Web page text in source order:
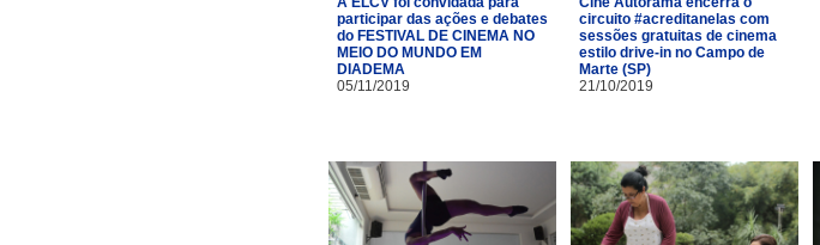
participar das ações e debates
do FESTIVAL DE CINEMA NO
MEIO DO MUNDO EM
DIADEMA
05/11/2019
circuito #acreditanelas com
sessões gratuitas de cinema
estilo drive-in no Campo de
Marte (SP)
21/10/2019